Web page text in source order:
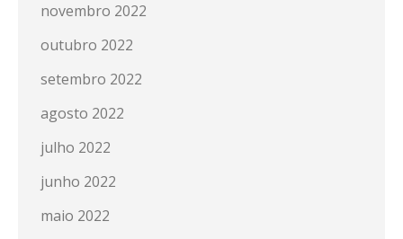
novembro 2022
outubro 2022
setembro 2022
agosto 2022
julho 2022
junho 2022
maio 2022